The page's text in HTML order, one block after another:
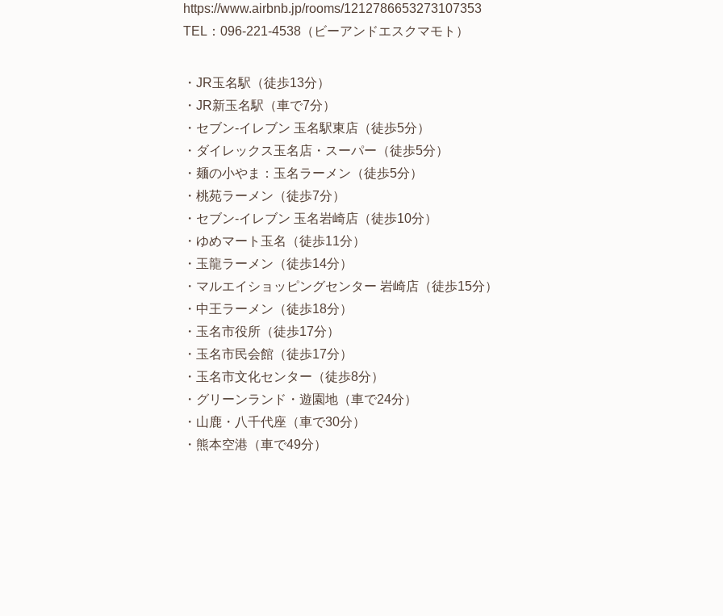
https://www.airbnb.jp/rooms/1212786653273107353
TEL：096-221-4538（ビーアンドエスクマモト）
・JR玉名駅（徒歩13分）
・JR新玉名駅（車で7分）
・セブン-イレブン 玉名駅東店（徒歩5分）
・ダイレックス玉名店・スーパー（徒歩5分）
・麺の小やま：玉名ラーメン（徒歩5分）
・桃苑ラーメン（徒歩7分）
・セブン-イレブン 玉名岩崎店（徒歩10分）
・ゆめマート玉名（徒歩11分）
・玉龍ラーメン（徒歩14分）
・マルエイショッピングセンター 岩崎店（徒歩15分）
・中王ラーメン（徒歩18分）
・玉名市役所（徒歩17分）
・玉名市民会館（徒歩17分）
・玉名市文化センター（徒歩8分）
・グリーンランド・遊園地（車で24分）
・山鹿・八千代座（車で30分）
・熊本空港（車で49分）